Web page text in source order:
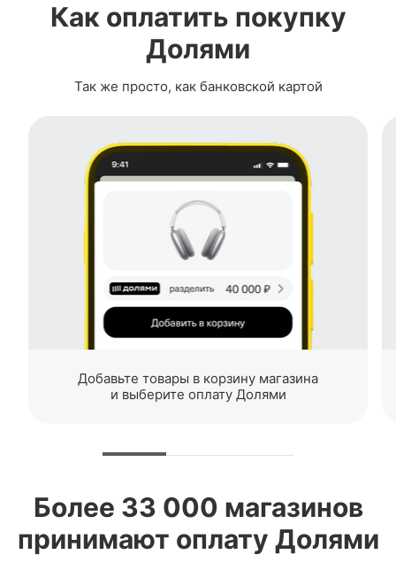
Как оплатить покупку
Долями
Так же просто, как банковской картой
Добавьте товары в корзину магазина
и выберите оплату Долями
Более 33 000 магазинов
принимают оплату Долями